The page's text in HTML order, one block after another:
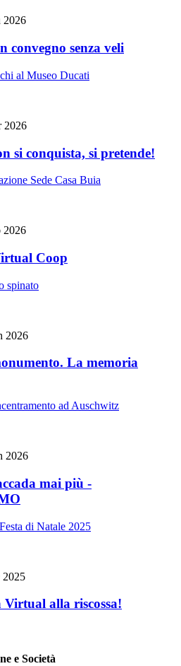
2026
convegno senza veli
2026
si conquista, si pretende!
2026
Coop
2026
La memoria
2026
mai più -
2025
alla riscossa!
e Società